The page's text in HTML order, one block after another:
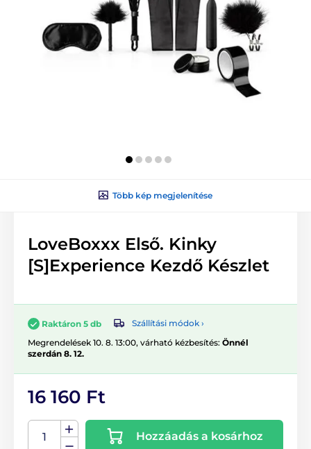
Több kép megjelenítése
LoveBoxxx Első. Kinky
[S]Experience Kezdő Készlet
Raktáron 5 db
Szállítási módok ›
Megrendelések 10. 8. 13:00, várható kézbesítés: Önnél
szerdán 8. 12.
16 160 Ft
Hozzáadás a kosárhoz